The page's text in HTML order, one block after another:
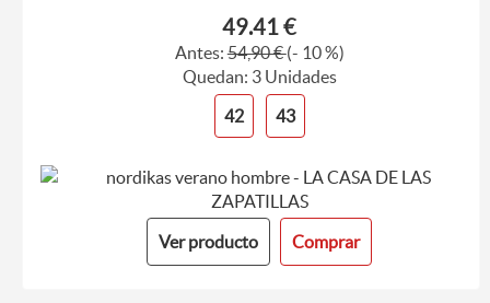
49.41 €
Antes:54,90 €(- 10 %)
Quedan: 3 Unidades
42
43
Ver producto Comprar